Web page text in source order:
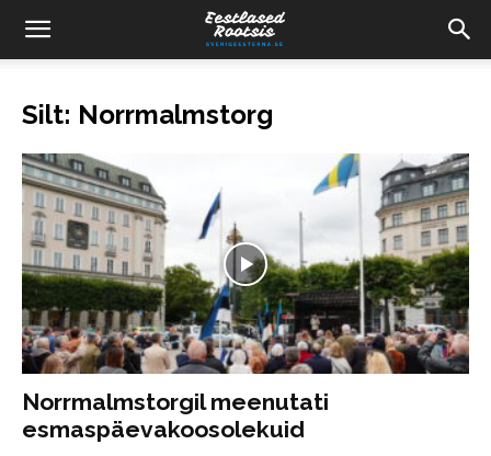
Silt: Norrmalmstorg
Norrmalmstorgil meenutati
esmaspäevakoosolekuid